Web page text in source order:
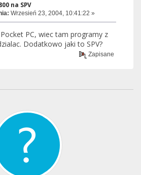
na SPV
Wrzesień 23, 2004, 10:41:22 »
PC, wiec tam programy z
Dodatkowo jaki to SPV?
Zapisane